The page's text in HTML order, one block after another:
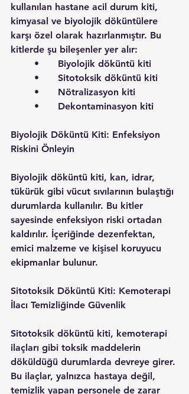
kullanılan hastane acil durum kiti,
kimyasal ve biyolojik döküntülere
karşı özel olarak hazırlanmıştır. Bu
kitlerde şu bileşenler yer alır:
	•	Biyolojik döküntü kiti
	•	Sitotoksik döküntü kiti
	•	Nötralizasyon kiti
	•	Dekontaminasyon kiti
Biyolojik Döküntü Kiti: Enfeksiyon
Riskini Önleyin
Biyolojik döküntü kiti, kan, idrar,
tükürük gibi vücut sıvılarının bulaştığı
durumlarda kullanılır. Bu kitler
sayesinde enfeksiyon riski ortadan
kaldırılır. İçeriğinde dezenfektan,
emici malzeme ve kişisel koruyucu
ekipmanlar bulunur.
Sitotoksik Döküntü Kiti: Kemoterapi
İlacı Temizliğinde Güvenlik
Sitotoksik döküntü kiti, kemoterapi
ilaçları gibi toksik maddelerin
döküldüğü durumlarda devreye girer.
Bu ilaçlar, yalnızca hastaya değil,
temizlik yapan personele de zarar